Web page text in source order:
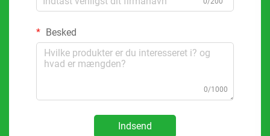
Besked
0/1000
Indsend